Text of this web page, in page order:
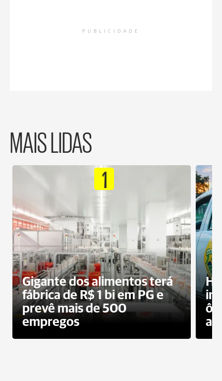
PUBLICIDADE
MAIS LIDAS
1
Gigante dos alimentos terá
fábrica de R$ 1 bi em PG e
prevê mais de 500
empregos